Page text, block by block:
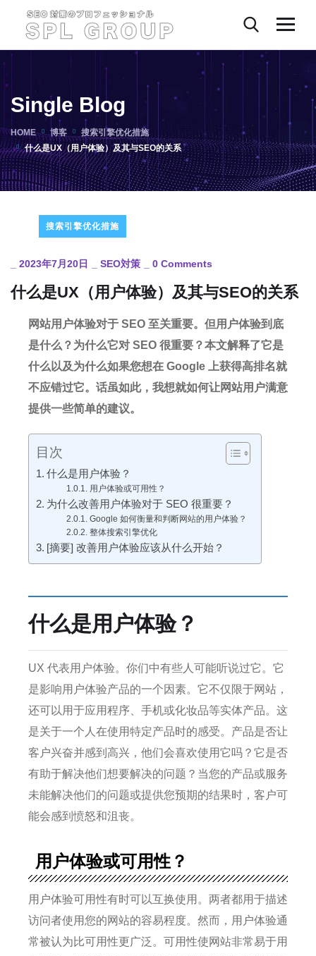
Single Blog
HOME 博客
搜索引擎优化措施
什么是UX​​（用户体验）及其与SEO的关系
搜索引擎优化措施
2023年7月20日 SEO対策 0 Comments
什么是UX​​（用户体验）及其与SEO的关系
网站用户体验对于 SEO 至关重要。 但用户体验到底
是什么？ 为什么它对 SEO 很重要？本文解释了它是
什么以及为什么如果您想在 Google 上获得高排名就
不应错过它。 话虽如此，我想就如何让网站用户满意
提供一些简单的建议。
目次
什么是用户体验？
用户体验或可用性？
为什么改善用户体验对于 SEO 很重要？
Google 如何衡量和判断网站的用户体验？
整体搜索引擎优化
[摘要] 改善用户体验应该从什么开始？
什么是用户体验？
UX 代表用户体验。 你们中有些人可能听说过它。 它
是影响用户体验产品的一个因素。 它不仅限于网站，
还可以用于应用程序、手机或化妆品等实体产品。 这
是关于一个人在使用特定产品时的感受。 产品是否让
客户兴奋并感到高兴，他们会喜欢使用它吗？它是否
有助于解决他们想要解决的问题？ 当您的产品或服务
未能解决他们的问题或提供您预期的结果时，客户可
能会感到愤怒和沮丧。
用户体验或可用性？
用户体验可用性有时可以互换使用。 两者都用于描述
访问者使用您的网站的容易程度。 然而，用户体验通
常被认为比可用性更广泛。 可用性使网站非常易于用